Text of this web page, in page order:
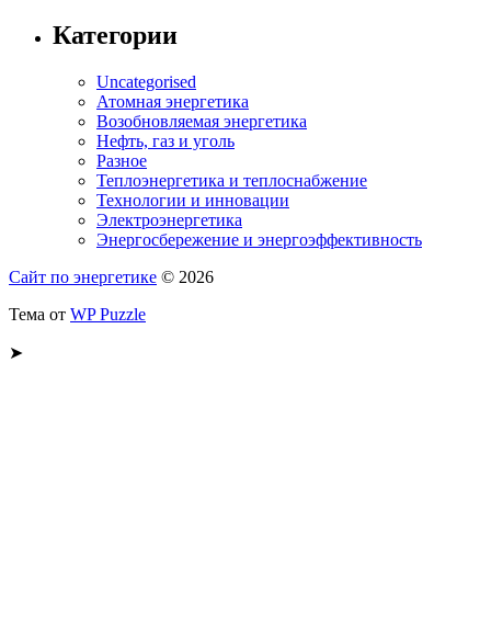
Категории
Uncategorised
Атомная энергетика
Возобновляемая энергетика
Нефть, газ и уголь
Разное
Теплоэнергетика и теплоснабжение
Технологии и инновации
Электроэнергетика
Энергосбережение и энергоэффективность
Сайт по энергетике © 2026
Тема от WP Puzzle
➤